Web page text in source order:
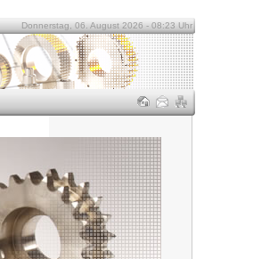
Donnerstag, 06. August 2026 - 08:23 Uhr